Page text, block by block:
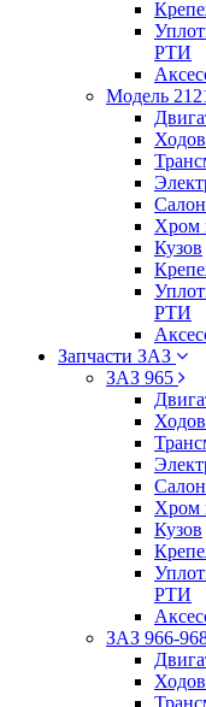
РТИ
Модель
Хром
Кузов
РТИ
Запчасти ЗАЗ
ЗАЗ 965
Хром
Кузов
РТИ
ЗАЗ 966-